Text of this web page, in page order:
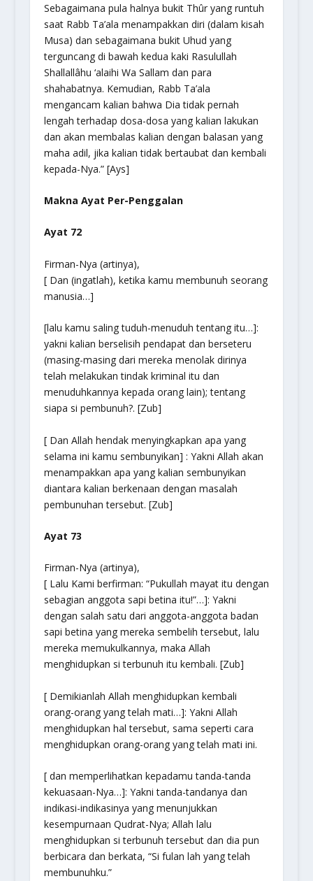
Sebagaimana pula halnya bukit Thûr yang runtuh
saat Rabb Ta’ala menampakkan diri (dalam kisah
Musa) dan sebagaimana bukit Uhud yang
terguncang di bawah kedua kaki Rasulullah
Shallallâhu ‘alaihi Wa Sallam dan para
shahabatnya. Kemudian, Rabb Ta’ala
mengancam kalian bahwa Dia tidak pernah
lengah terhadap dosa-dosa yang kalian lakukan
dan akan membalas kalian dengan balasan yang
maha adil, jika kalian tidak bertaubat dan kembali
kepada-Nya.” [Ays]
Makna Ayat Per-Penggalan
Ayat 72
Firman-Nya (artinya),
[ Dan (ingatlah), ketika kamu membunuh seorang
manusia…]
[lalu kamu saling tuduh-menuduh tentang itu…]:
yakni kalian berselisih pendapat dan berseteru
(masing-masing dari mereka menolak dirinya
telah melakukan tindak kriminal itu dan
menuduhkannya kepada orang lain); tentang
siapa si pembunuh?. [Zub]
[ Dan Allah hendak menyingkapkan apa yang
selama ini kamu sembunyikan] : Yakni Allah akan
menampakkan apa yang kalian sembunyikan
diantara kalian berkenaan dengan masalah
pembunuhan tersebut. [Zub]
Ayat 73
Firman-Nya (artinya),
[ Lalu Kami berfirman: “Pukullah mayat itu dengan
sebagian anggota sapi betina itu!”…]: Yakni
dengan salah satu dari anggota-anggota badan
sapi betina yang mereka sembelih tersebut, lalu
mereka memukulkannya, maka Allah
menghidupkan si terbunuh itu kembali. [Zub]
[ Demikianlah Allah menghidupkan kembali
orang-orang yang telah mati…]: Yakni Allah
menghidupkan hal tersebut, sama seperti cara
menghidupkan orang-orang yang telah mati ini.
[ dan memperlihatkan kepadamu tanda-tanda
kekuasaan-Nya…]: Yakni tanda-tandanya dan
indikasi-indikasinya yang menunjukkan
kesempurnaan Qudrat-Nya; Allah lalu
menghidupkan si terbunuh tersebut dan dia pun
berbicara dan berkata, “Si fulan lah yang telah
membunuhku.”